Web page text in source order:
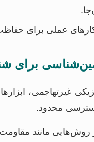
عملی برای
غیرتهاجمی،
محدود.